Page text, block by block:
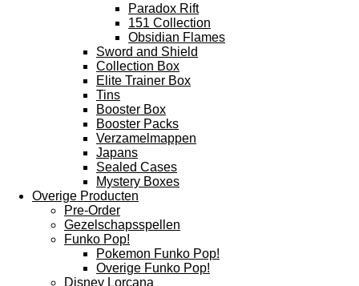
Paradox Rift
151 Collection
Obsidian Flames
Sword and Shield
Collection Box
Elite Trainer Box
Tins
Booster Box
Booster Packs
Verzamelmappen
Japans
Sealed Cases
Mystery Boxes
Overige Producten
Pre-Order
Gezelschapsspellen
Funko Pop!
Pokemon Funko Pop!
Overige Funko Pop!
Disney Lorcana